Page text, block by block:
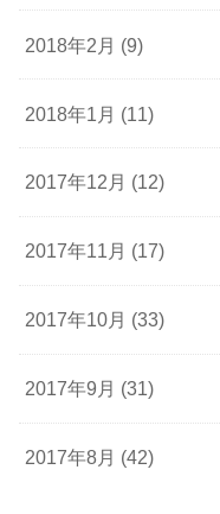
2018年2月 (9)
2018年1月 (11)
2017年12月 (12)
2017年11月 (17)
2017年10月 (33)
2017年9月 (31)
2017年8月 (42)